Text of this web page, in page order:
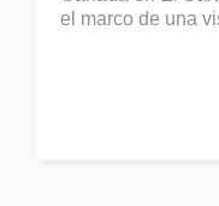
el marco de una